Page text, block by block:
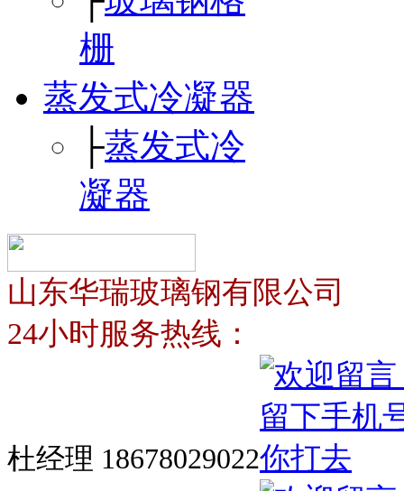
栅
蒸发式冷凝器
├蒸发式冷
凝器
山东华瑞玻璃钢有限公司
24小时服务热线：
杜经理 18678029022